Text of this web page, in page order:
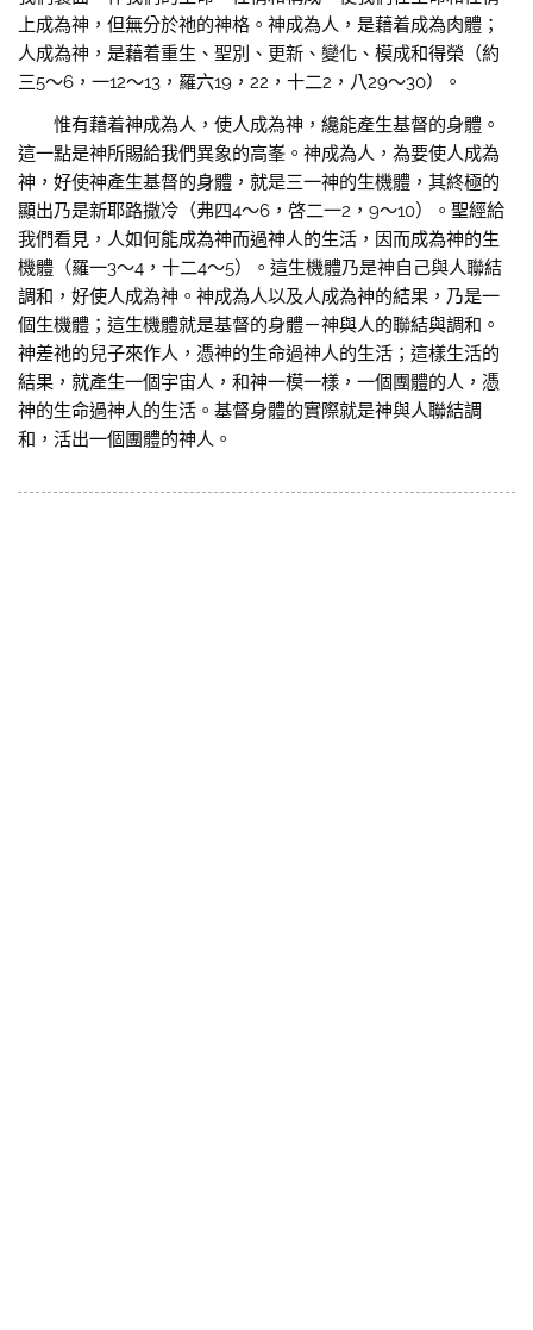
上成為神，但無分於祂的神格。神成為人，是藉着成為肉體；
人成為神，是藉着重生、聖別、更新、變化、模成和得榮（約
三5～6，一12〜13，羅六19，22，十二2，八29～30）。
惟有藉着神成為人，使人成為神，纔能產生基督的身體。
這一點是神所賜給我們異象的高峯。神成為人，為要使人成為
神，好使神產生基督的身體，就是三一神的生機體，其終極的
顯出乃是新耶路撒冷（弗四4〜6，啓二一2，9〜10）。聖經給
我們看見，人如何能成為神而過神人的生活，因而成為神的生
機體（羅一3～4，十二4～5）。這生機體乃是神自己與人聯結
調和，好使人成為神。神成為人以及人成為神的結果，乃是一
個生機體；這生機體就是基督的身體－神與人的聯結與調和。
神差祂的兒子來作人，憑神的生命過神人的生活；這樣生活的
結果，就產生一個宇宙人，和神一模一樣，一個團體的人，憑
神的生命過神人的生活。基督身體的實際就是神與人聯結調
和，活出一個團體的神人。